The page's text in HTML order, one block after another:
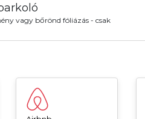
vagy bőrönd fóliázás - csak